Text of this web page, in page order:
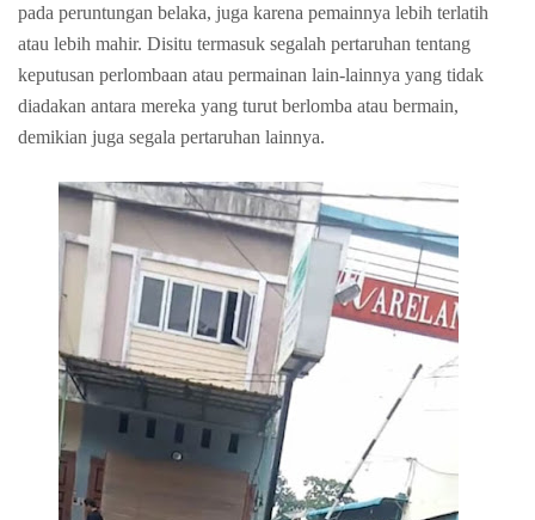
pada peruntungan belaka, juga karena pemainnya lebih terlatih
atau lebih mahir. Disitu termasuk segalah pertaruhan tentang
keputusan perlombaan atau permainan lain-lainnya yang tidak
diadakan antara mereka yang turut berlomba atau bermain,
demikian juga segala pertaruhan lainnya.